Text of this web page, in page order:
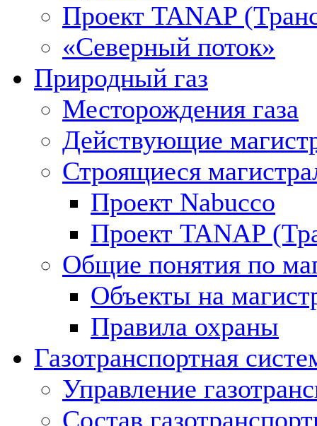
Проект TANAP
«Северный поток»
Природный газ
Месторождения газа
Действующие
Строящиеся
Проект Nabucco
Проект TANAP
Общие понятия по
Объекты на
Правила охраны
Газотранспортная
Управление
Состав